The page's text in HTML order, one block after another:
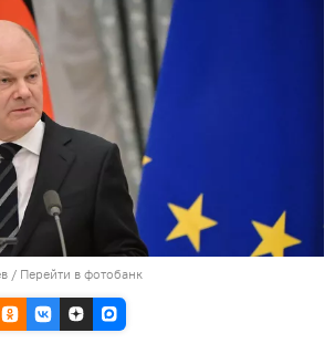
/ Перейти в фотобанк